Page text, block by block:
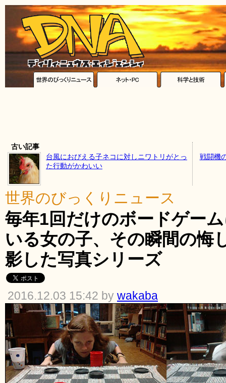
古い記事
台風におびえる子ネコに対しニワトリがとっ
た行動がかわいい
戦闘機
世界のびっくりニュース
毎年1回だけのボードゲー
いる女の子、その瞬間の悔
影した写真シリーズ
2016.12.03 15:42 by wakaba